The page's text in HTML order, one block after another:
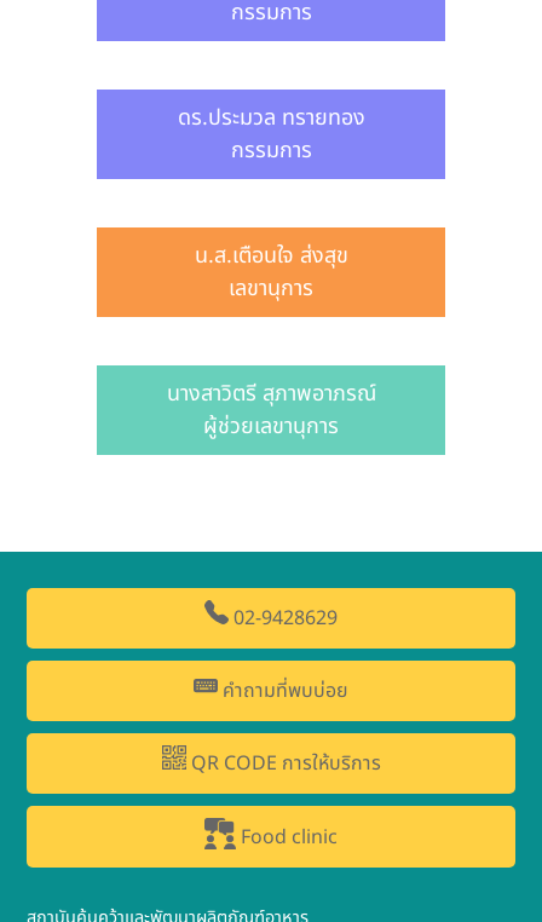
กรรมการ
ดร.ประมวล ทรายทอง
กรรมการ
น.ส.เตือนใจ ส่งสุข
เลขานุการ
นางสาวิตรี สุภาพอาภรณ์
ผู้ช่วยเลขานุการ
02-9428629
คำถามที่พบบ่อย
QR CODE การให้บริการ
Food clinic